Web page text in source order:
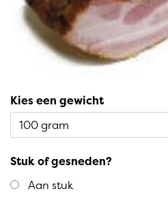
Kies een gewicht
Stuk of gesneden?
Aan stuk